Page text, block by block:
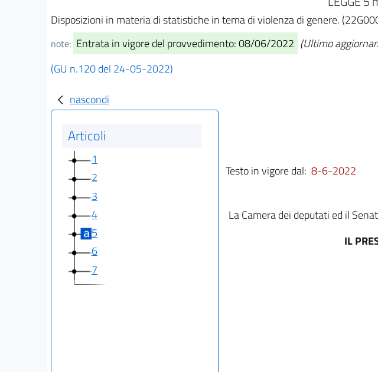
Disposizioni in materia di statistiche in tema di violenza di genere.
note: Entrata in vigore del provvedimento: 08/06/2022 (Ultimo
(GU n.120 del 24-05-2022)
nascondi
Articoli
1
2
3
4
5
6
7
Testo in vigore dal: 8-6-2022
La Camera dei deputati ed il
IL